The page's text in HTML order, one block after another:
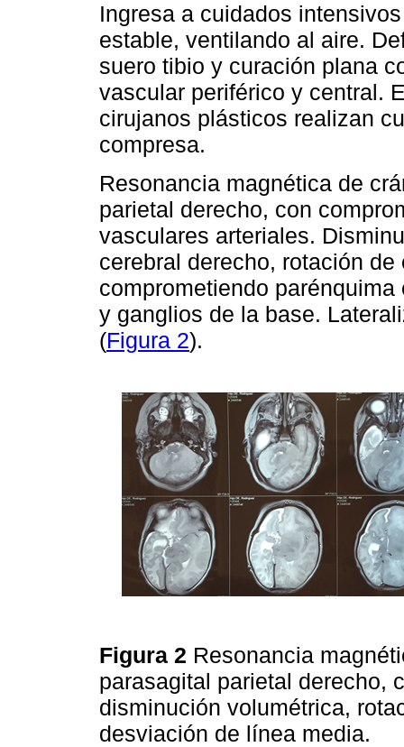
Ingresa a cuidados
estable, ventilando al aire.
suero tibio y curación plana
vascular periférico y central.
cirujanos plásticos realizan
compresa.
Resonancia magnética de
parietal derecho, con
vasculares arteriales.
cerebral derecho, rotación
comprometiendo
y ganglios de la base.
(Figura 2).
Figura 2 Resonancia
parasagital parietal derecho,
disminución volumétrica,
desviación de línea media.